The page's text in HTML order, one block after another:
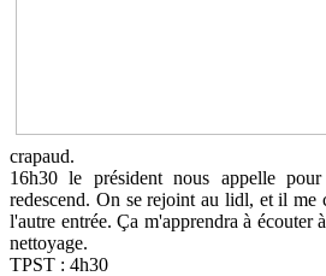
crapaud.
16h30 le président nous appelle
redescend. On se rejoint au lidl, et il me
l'autre entrée. Ça m'apprendra à écouter
nettoyage.
TPST : 4h30